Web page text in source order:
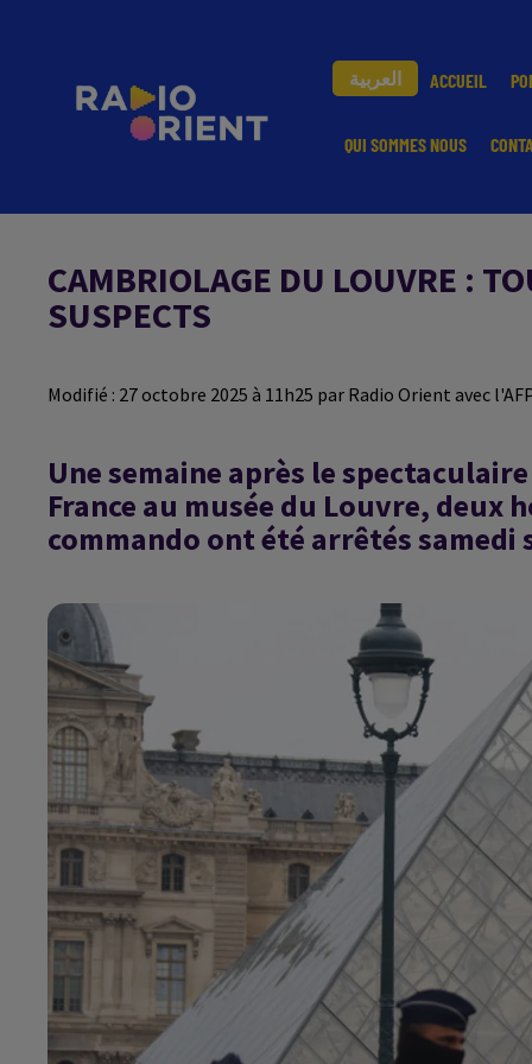
العربية ACCUEIL
QUI SOMMES NOUS
CAMBRIOLAGE DU LOUVRE :
SUSPECTS
Modifié : 27 octobre 2025 à 11h25 par Radio Orient avec
Une semaine après le
France au musée du Louvre, deux
commando ont été arrêtés samedi